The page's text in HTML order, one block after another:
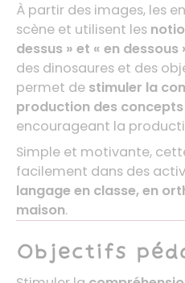
À partir des images, les
scène et utilisent les
dessus » et « en dessous
des dinosaures et des
permet de stimuler la
production des
encourageant la
Simple et motivante,
facilement dans des
langage en classe, en
maison.
Objectifs